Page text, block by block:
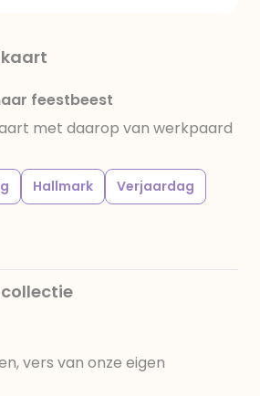
feestbeest
met daarop van werkpaard
Hallmark
Verjaardag
vers van onze eigen